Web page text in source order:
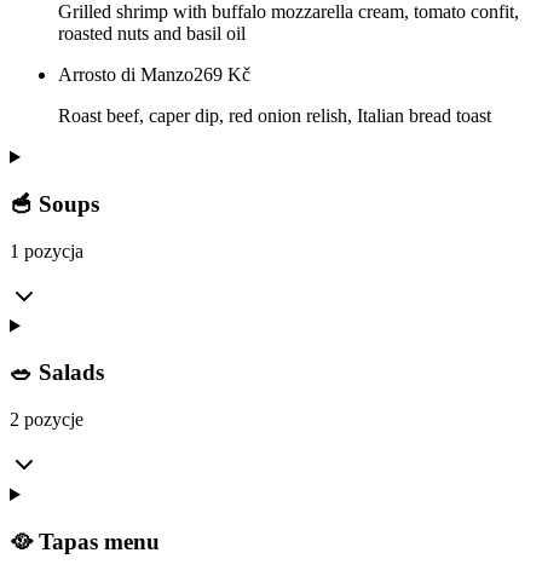
Grilled shrimp with buffalo mozzarella cream, tomato confit,
roasted nuts and basil oil
Arrosto di Manzo269 Kč
Roast beef, caper dip, red onion relish, Italian bread toast
🥣 Soups
1 pozycja
🥗 Salads
2 pozycje
🥘 Tapas menu